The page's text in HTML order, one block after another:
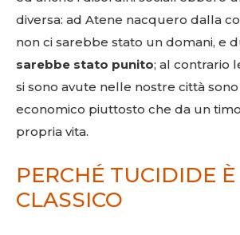
diversa: ad Atene nacquero dalla
non ci sarebbe stato un domani, e
sarebbe stato punito; al contrario
si sono avute nelle nostre città
economico piuttosto che da un
propria vita.
PERCHÉ TUCIDIDE
CLASSICO